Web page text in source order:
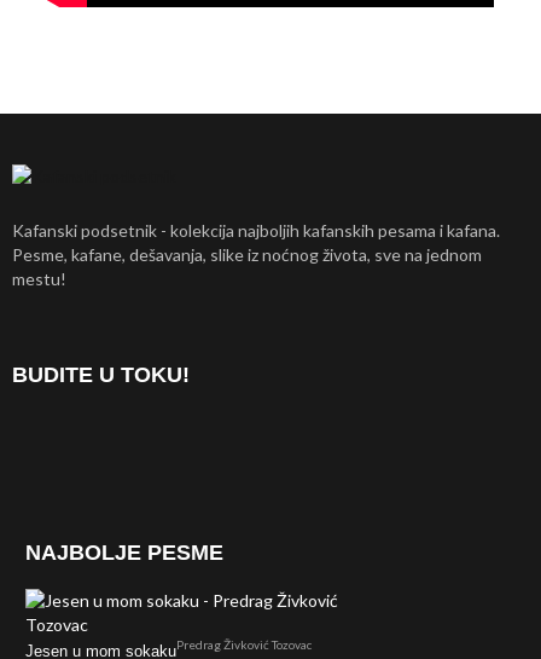
Kafanski podsetnik - kolekcija najboljih kafanskih pesama i kafana.
Pesme, kafane, dešavanja, slike iz noćnog života, sve na jednom
mestu!
BUDITE U TOKU!
NAJBOLJE PESME
Jesen u mom sokakuPredrag Živković Tozovac